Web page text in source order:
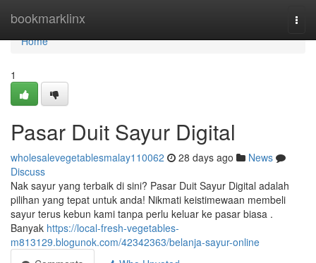
bookmarklinx
Home
Home
1
Pasar Duit Sayur Digital
wholesalevegetablesmalay110062 28 days ago
News
Discuss
Nak sayur yang terbaik di sini? Pasar Duit Sayur Digital adalah
pilihan yang tepat untuk anda! Nikmati keistimewaan membeli
sayur terus kebun kami tanpa perlu keluar ke pasar biasa .
Banyak https://local-fresh-vegetables-
m813129.blogunok.com/42342363/belanja-sayur-online